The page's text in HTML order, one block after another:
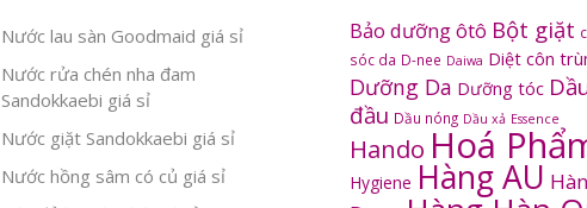
Nước lau sàn Goodmaid giá sỉ
Nước rửa chén nha đam
Sandokkaebi giá sỉ
Nước giặt Sandokkaebi giá sỉ
Nước hồng sâm có củ giá sỉ
Bảo dưỡng ôtô Bột giặt
sóc da D-nee Daiwa Diệt côn
Dưỡng Da Dưỡng tóc
đầu Dầu nóng Dầu xả Essence
Hando Hoá
Hygiene Hàng AU